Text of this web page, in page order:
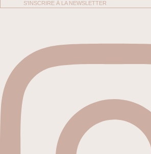
S'INSCRIRE À LA NEWSLETTER